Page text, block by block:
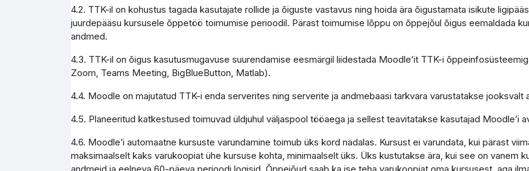
4.2. TTK-il on kohustus tagada kasutajate rollide ja õiguste vastavus ning hoida ära õigustamata isikute
juurdepääsu kursusele õppetöö toimumise perioodil. Pärast toimumise lõppu on õppejõul õigus eemaldada
andmed.
4.3. TTK-il on õigus kasutusmugavuse suurendamise eesmärgil liidestada Moodle’it TTK-i
Zoom, Teams Meeting, BigBlueButton, Matlab).
4.4. Moodle on majutatud TTK-i enda serverites ning serverite ja andmebaasi tarkvara varustatakse jooksvalt
4.5. Planeeritud katkestused toimuvad üldjuhul väljaspool tööaega ja sellest teavitatakse kasutajad Moodle’i
4.6. Moodle’i automaatne kursuste varundamine toimub üks kord nädalas. Kursust ei varundata, kui pärast
maksimaalselt kaks varukoopiat ühe kursuse kohta, minimaalselt üks. Üks kustutakse ära, kui see on vanem